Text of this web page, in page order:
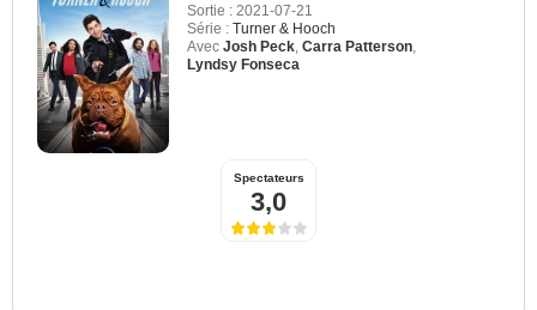
Sortie : 2021-07-21
Série : Turner & Hooch
Avec Josh Peck Carra Patterson
Lyndsy Fonseca
Spectateurs
3,0